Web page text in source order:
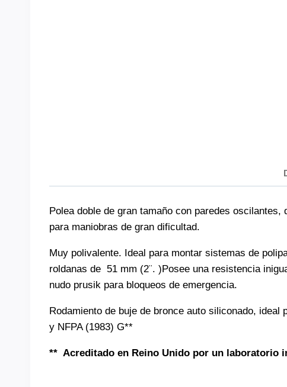
Polea doble de gran tamaño con paredes
para maniobras de gran dificultad.
Muy polivalente. Ideal para montar sistemas de
roldanas de 51 mm (2¨. )Posee una resistencia
nudo prusik para bloqueos de emergencia.
Rodamiento de buje de bronce auto siliconado,
y NFPA (1983) G**
** Acreditado en Reino Unido por un laboratorio